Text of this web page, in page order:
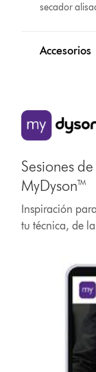
secador
Accesorios
Sesiones
MyDyson™
Inspiración
tu técnica, de